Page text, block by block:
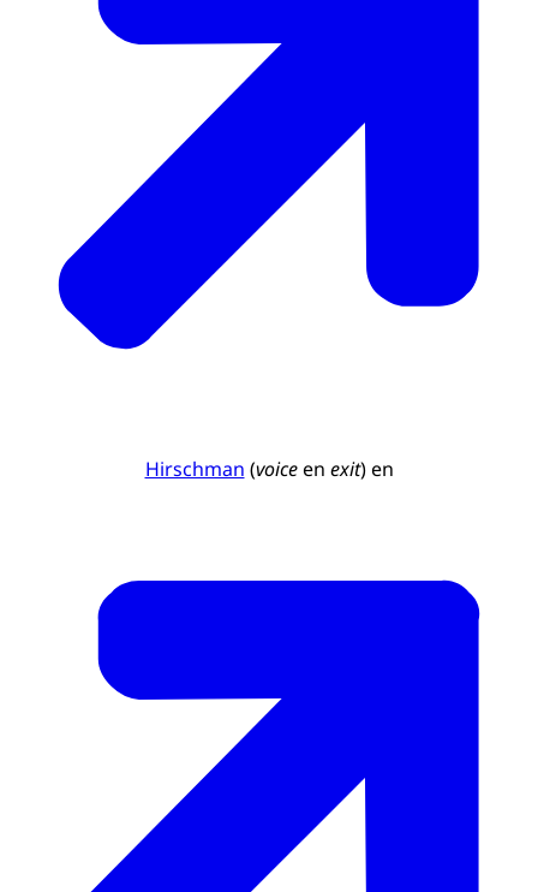
Hirschman (voiceen exit) en